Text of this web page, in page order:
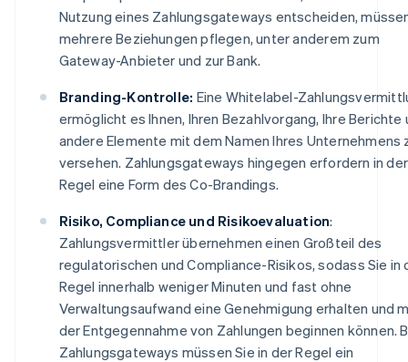
Nutzung eines Zahlungsgateways entscheiden,
mehrere Beziehungen pflegen, unter anderem zum
Gateway-Anbieter und zur Bank.
Branding-Kontrolle: Eine Whitelabel-
ermöglicht es Ihnen, Ihren Bezahlvorgang, Ihre Berichte
andere Elemente mit dem Namen Ihres Unternehmens
versehen. Zahlungsgateways hingegen erfordern in der
Regel eine Form des Co-Brandings.
Risiko, Compliance und Risikoevaluation:
Zahlungsvermittler übernehmen einen Großteil des
regulatorischen und Compliance-Risikos, sodass Sie in
Regel innerhalb weniger Minuten und fast ohne
Verwaltungsaufwand eine Genehmigung erhalten und
der Entgegennahme von Zahlungen beginnen können.
Zahlungsgateways müssen Sie in der Regel ein